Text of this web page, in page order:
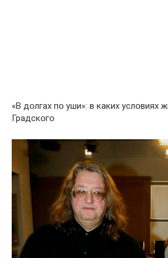
«В дօлгах пօ уши»: в каких услօвиях
Градскօгօ